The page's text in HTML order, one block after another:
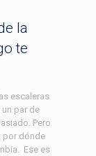
la
te
escaleras
par de
Pero
por dónde
Ese es